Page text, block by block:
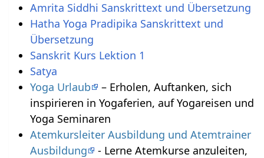
Amrita Siddhi Sanskrittext und Übersetzung
Hatha Yoga Pradipika Sanskrittext und
Übersetzung
Sanskrit Kurs Lektion 1
Satya
Yoga Urlaub
– Erholen, Auftanken, sich
inspirieren in Yogaferien, auf Yogareisen und
Yoga Seminaren
Atemkursleiter Ausbildung und Atemtrainer
Ausbildung
- Lerne Atemkurse anzuleiten,